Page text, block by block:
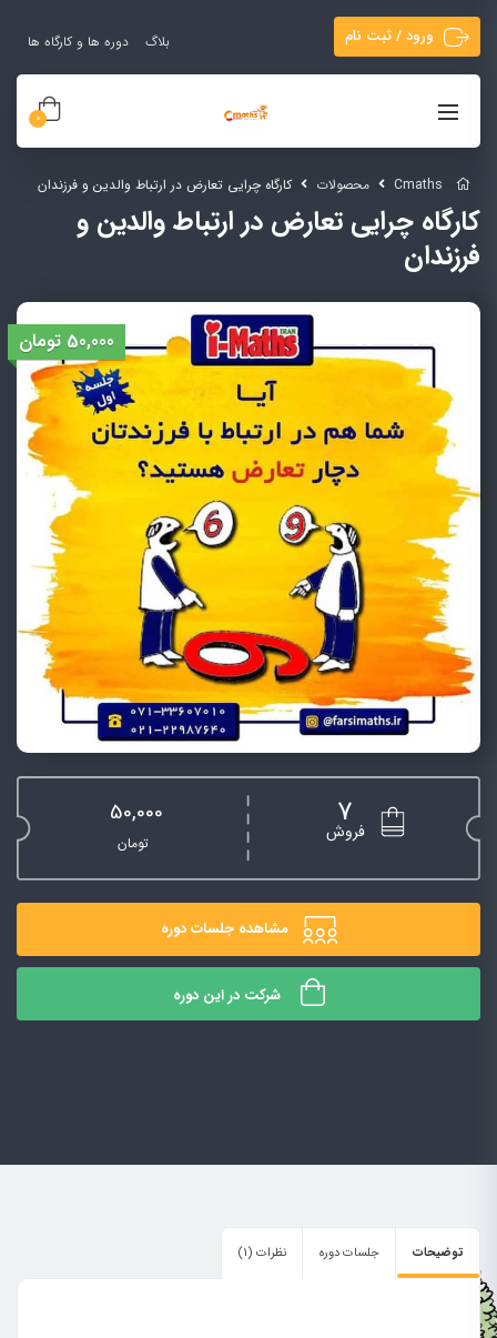
ورود / ثبت نام بلاگ دوره ها و کارگاه ها
0
Cmaths محصولات کارگاه چرایی تعارض در ارتباط والدین و فرزندان
کارگاه چرایی تعارض در ارتباط والدین و
فرزندان
50,000 تومان
7
فروش
50,000
تومان
مشاهده جلسات دوره
شرکت در این دوره
توضیحات جلسات دوره نظرات (1)